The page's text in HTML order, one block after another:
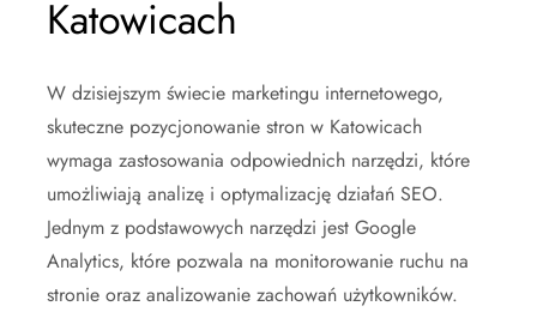
Katowicach
W dzisiejszym świecie marketingu internetowego,
skuteczne pozycjonowanie stron w Katowicach
wymaga zastosowania odpowiednich narzędzi, które
umożliwiają analizę i optymalizację działań SEO.
Jednym z podstawowych narzędzi jest Google
Analytics, które pozwala na monitorowanie ruchu na
stronie oraz analizowanie zachowań użytkowników.